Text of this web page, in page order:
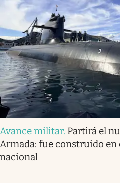
Avance militar. Partirá el
Armada: fue construido en
nacional